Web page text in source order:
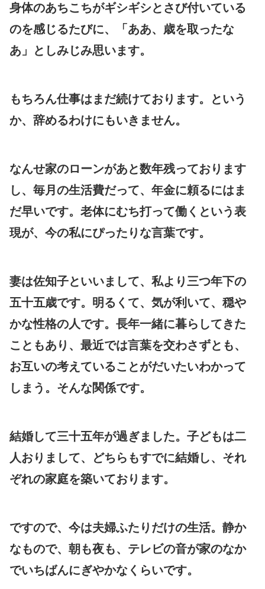
身体のあちこちがギシギシとさび付いている
のを感じるたびに、「ああ、歳を取ったな
あ」としみじみ思います。
もちろん仕事はまだ続けております。という
か、辞めるわけにもいきません。
なんせ家のローンがあと数年残っております
し、毎月の生活費だって、年金に頼るにはま
だ早いです。老体にむち打って働くという表
現が、今の私にぴったりな言葉です。
妻は佐知子といいまして、私より三つ年下の
五十五歳です。明るくて、気が利いて、穏や
かな性格の人です。長年一緒に暮らしてきた
こともあり、最近では言葉を交わさずとも、
お互いの考えていることがだいたいわかって
しまう。そんな関係です。
結婚して三十五年が過ぎました。子どもは二
人おりまして、どちらもすでに結婚し、それ
ぞれの家庭を築いております。
ですので、今は夫婦ふたりだけの生活。静か
なもので、朝も夜も、テレビの音が家のなか
でいちばんにぎやかなくらいです。